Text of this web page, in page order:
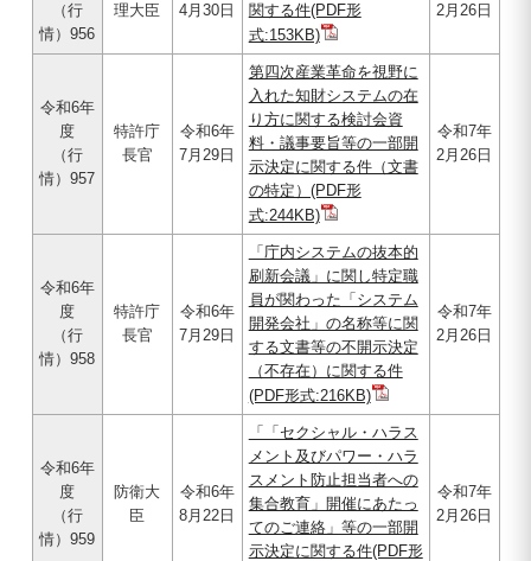
（行
情）956
理大臣
4月30日
関する件(PDF形
式:153KB)
2月26日
令和6年
度
（行
情）957
特許庁
長官
令和6年
7月29日
第四次産業革命を視野に
入れた知財システムの在
り方に関する検討会資
料・議事要旨等の一部開
示決定に関する件（文書
の特定）(PDF形
式:244KB)
令和7年
2月26日
令和6年
度
（行
情）958
特許庁
長官
令和6年
7月29日
「庁内システムの抜本的
刷新会議」に関し特定職
員が関わった「システム
開発会社」の名称等に関
する文書等の不開示決定
（不存在）に関する件
(PDF形式:216KB)
令和7年
2月26日
令和6年
度
（行
情）959
防衛大
臣
令和6年
8月22日
「「セクシャル・ハラス
メント及びパワー・ハラ
スメント防止担当者への
集合教育」開催にあたっ
てのご連絡」等の一部開
示決定に関する件(PDF形
令和7年
2月26日